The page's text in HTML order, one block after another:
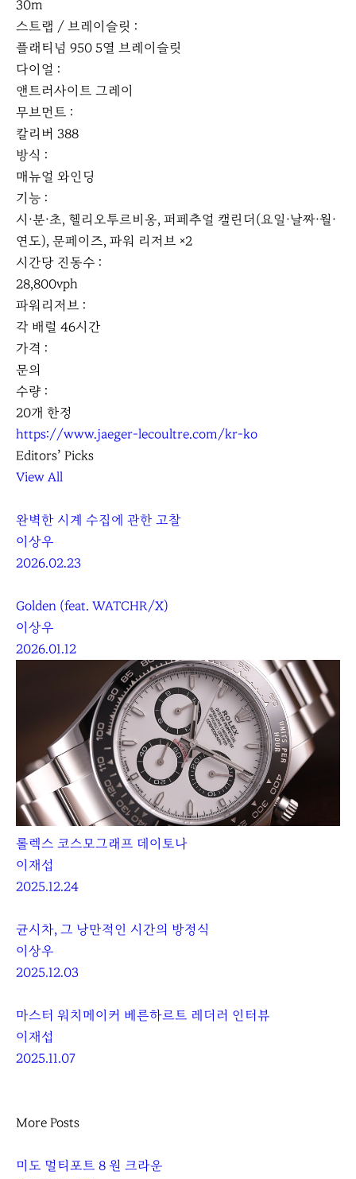
30m
스트랩 / 브레이슬릿 :
플래티넘 950 5열 브레이슬릿
다이얼 :
앤트러사이트 그레이
무브먼트 :
칼리버 388
방식 :
매뉴얼 와인딩
기능 :
시·분·초, 헬리오투르비옹, 퍼페추얼 캘린더(요일·날짜·월·
연도), 문페이즈, 파워 리저브 ×2
시간당 진동수 :
28,800vph
파워리저브 :
각 배럴 46시간
가격 :
문의
수량 :
20개 한정
https://www.jaeger-lecoultre.com/kr-ko
Editors’ Picks
View All
완벽한 시계 수집에 관한 고찰
이상우
2026.02.23
Golden (feat. WATCHR/X)
이상우
2026.01.12
롤렉스 코스모그래프 데이토나
이재섭
2025.12.24
균시차, 그 낭만적인 시간의 방정식
이상우
2025.12.03
마스터 워치메이커 베른하르트 레더러 인터뷰
이재섭
2025.11.07
More Posts
미도 멀티포트 8 원 크라운